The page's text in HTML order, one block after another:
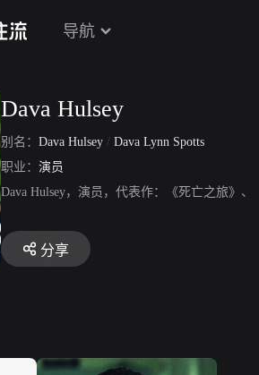
导航
Dava Hulsey
别名： Dava Hulsey / Dava Lynn Spotts
职业： 演员
Dava Hulsey，演员，代表作：《死亡之旅》
分享